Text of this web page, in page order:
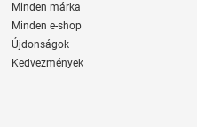
Minden márka
Minden e-shop
Újdonságok
Kedvezmények